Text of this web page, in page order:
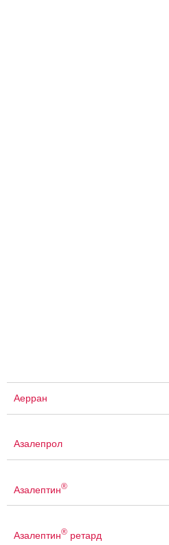
Аерран
Азалепрол
Азалептин®
Азалептин® ретард